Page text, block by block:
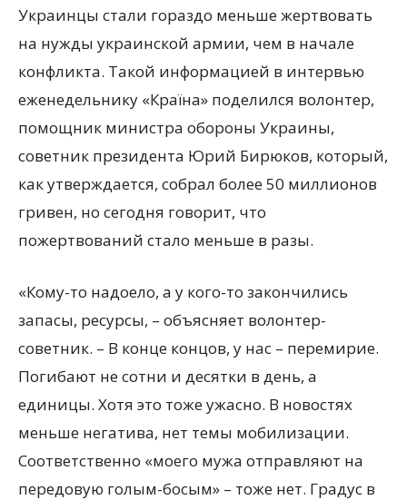
Украинцы стали гораздо меньше жертвовать
на нужды украинской армии, чем в начале
конфликта. Такой информацией в интервью
еженедельнику «Країна» поделился волонтер,
помощник министра обороны Украины,
советник президента Юрий Бирюков, который,
как утверждается, собрал более 50 миллионов
гривен, но сегодня говорит, что
пожертвований стало меньше в разы.
«Кому-то надоело, а у кого-то закончились
запасы, ресурсы, – объясняет волонтер-
советник. – В конце концов, у нас – перемирие.
Погибают не сотни и десятки в день, а
единицы. Хотя это тоже ужасно. В новостях
меньше негатива, нет темы мобилизации.
Соответственно «моего мужа отправляют на
передовую голым-босым» – тоже нет. Градус в